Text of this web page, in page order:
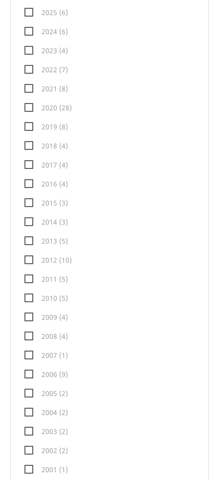
2025 (6)
2024 (6)
2023 (4)
2022 (7)
2021 (8)
2020 (28)
2019 (8)
2018 (4)
2017 (4)
2016 (4)
2015 (3)
2014 (3)
2013 (5)
2012 (10)
2011 (5)
2010 (5)
2009 (4)
2008 (4)
2007 (1)
2006 (9)
2005 (2)
2004 (2)
2003 (2)
2002 (2)
2001 (1)